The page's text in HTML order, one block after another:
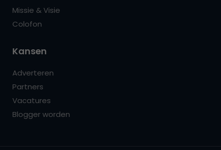
Missie & Visie
Colofon
Kansen
Adverteren
Partners
Vacatures
Blogger worden